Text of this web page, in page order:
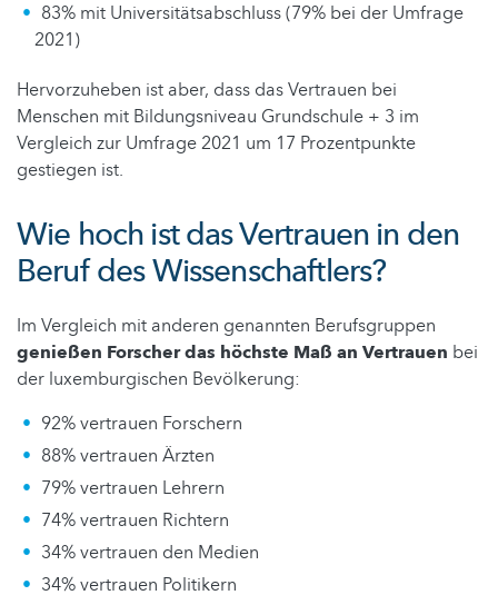
83% mit Universitätsabschluss (79% bei der Umfrage
2021)
Hervorzuheben ist aber, dass das Vertrauen bei
Menschen mit Bildungsniveau Grundschule + 3 im
Vergleich zur Umfrage 2021 um 17 Prozentpunkte
gestiegen ist.
Wie hoch ist das Vertrauen in den
Beruf des Wissenschaftlers?
Im Vergleich mit anderen genannten Berufsgruppen
genießen Forscher das höchste Maß an Vertrauen bei
der luxemburgischen Bevölkerung:
92% vertrauen Forschern
88% vertrauen Ärzten
79% vertrauen Lehrern
74% vertrauen Richtern
34% vertrauen den Medien
34% vertrauen Politikern